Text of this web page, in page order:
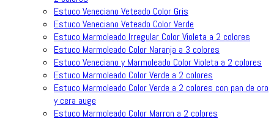
Estuco Veneciano Veteado Color Gris
Estuco Veneciano Veteado Color Verde
Estuco Marmoleado Irregular Color Violeta a 2 colores
Estuco Marmoleado Color Naranja a 3 colores
Estuco Veneciano y Marmoleado Color Violeta a 2 colores
Estuco Marmoleado Color Verde a 2 colores
Estuco Marmoleado Color Verde a 2 colores con pan de oro
y cera auge
Estuco Marmoleado Color Marron a 2 colores